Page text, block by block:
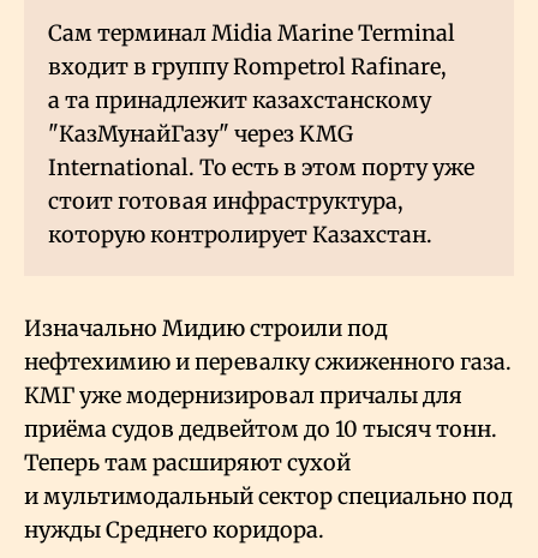
Сам терминал Midia Marine Terminal
входит в группу Rompetrol Rafinare,
а та принадлежит казахстанскому
"КазМунайГазу" через KMG
International. То есть в этом порту уже
стоит готовая инфраструктура,
которую контролирует Казахстан.
Изначально Мидию строили под
нефтехимию и перевалку сжиженного газа.
КМГ уже модернизировал причалы для
приёма судов дедвейтом до 10 тысяч тонн.
Теперь там расширяют сухой
и мультимодальный сектор специально под
нужды Среднего коридора.